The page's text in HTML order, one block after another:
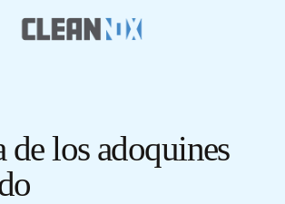
de los adoquines